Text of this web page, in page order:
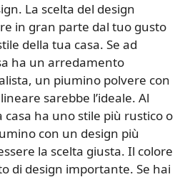
La scelta del design
in gran parte dal tuo gusto
della tua casa. Se ad
ha un arredamento
un piumino polvere con
sarebbe l’ideale. Al
casa ha uno stile più rustico o
con un design più
la scelta giusta. Il colore
di design importante. Se hai